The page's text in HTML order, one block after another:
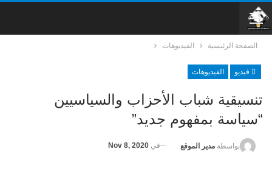
الصفحة الرئيسية الفيديوهات
فيديو الفيديوهات
تنسيقية شباب الأحزاب والسياسيين
“سياسة بمفهوم جديد”
بواسطة مدير الموقع في Nov 8, 2020